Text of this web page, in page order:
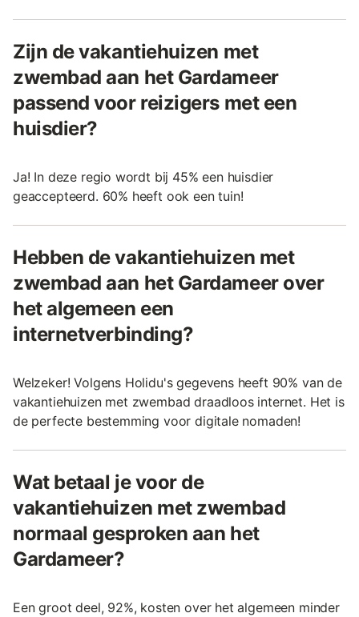
Zijn de vakantiehuizen met
zwembad aan het Gardameer
passend voor reizigers met een
huisdier?
Ja! In deze regio wordt bij 45% een huisdier
geaccepteerd. 60% heeft ook een tuin!
Hebben de vakantiehuizen met
zwembad aan het Gardameer over
het algemeen een
internetverbinding?
Welzeker! Volgens Holidu's gegevens heeft 90% van de
vakantiehuizen met zwembad draadloos internet. Het is
de perfecte bestemming voor digitale nomaden!
Wat betaal je voor de
vakantiehuizen met zwembad
normaal gesproken aan het
Gardameer?
Een groot deel, 92%, kosten over het algemeen minder